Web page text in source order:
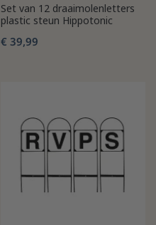
Set van 12 draaimolenletters
plastic steun Hippotonic
€ 39,99